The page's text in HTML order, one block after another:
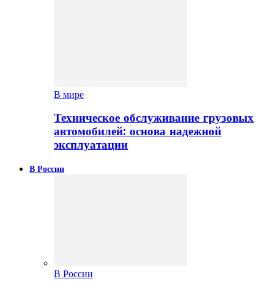
В мире
Техническое обслуживание грузовых
автомобилей: основа надежной
эксплуатации
В России
В России